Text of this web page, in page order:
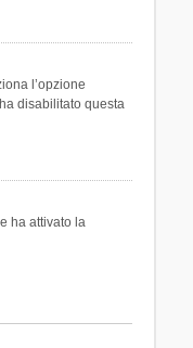
l’opzione
disabilitato questa
ha attivato la